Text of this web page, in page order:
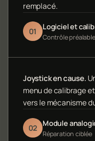
remplacé.
01 Logiciel et
Contrôle préalable
Joystick en cause.
menu de calibrage
vers le mécanisme
02 Module
Réparation ciblée